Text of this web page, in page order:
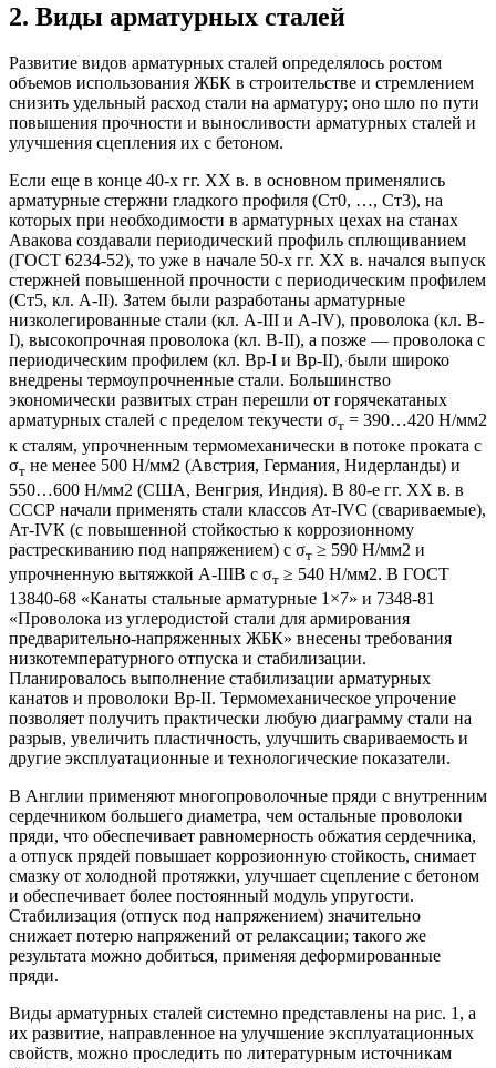
2. Виды арматурных сталей
Развитие видов арматурных сталей определялось ростом
объемов использования ЖБК в строительстве и стремлением
снизить удельный расход стали на арматуру; оно шло по пути
повышения прочности и выносливости арматурных сталей и
улучшения сцепления их с бетоном.
Если еще в конце 40-х гг. XX в. в основном применялись
арматурные стержни гладкого профиля (Ст0, …, Ст3), на
которых при необходимости в арматурных цехах на станах
Авакова создавали периодический профиль сплющиванием
(ГОСТ 6234-52), то уже в начале 50-х гг. XX в. начался выпуск
стержней повышенной прочности с периодическим профилем
(Ст5, кл. А-II). Затем были разработаны арматурные
низколегированные стали (кл. А-III и А-IV), проволока (кл. В-
I), высокопрочная проволока (кл. В-II), а позже — проволока с
периодическим профилем (кл. Вр-I и Вр-II), были широко
внедрены термоупрочненные стали. Большинство
экономически развитых стран перешли от горячекатаных
арматурных сталей с пределом текучести σт = 390…420 Н/мм2
к сталям, упрочненным термомеханически в потоке проката с
σт не менее 500 Н/мм2 (Австрия, Германия, Нидерланды) и
550…600 Н/мм2 (США, Венгрия, Индия). В 80-е гг. XX в. в
СССР начали применять стали классов Ат-IVС (свариваемые),
Ат-IVК (с повышенной стойкостью к коррозионному
растрескиванию под напряжением) с σт ≥ 590 Н/мм2 и
упрочненную вытяжкой А-IIIВ с σт ≥ 540 Н/мм2. В ГОСТ
13840-68 «Канаты стальные арматурные 1×7» и 7348-81
«Проволока из углеродистой стали для армирования
предварительно-напряженных ЖБК» внесены требования
низкотемпературного отпуска и стабилизации.
Планировалось выполнение стабилизации арматурных
канатов и проволоки Вр-II. Термомеханическое упрочение
позволяет получить практически любую диаграмму стали на
разрыв, увеличить пластичность, улучшить свариваемость и
другие эксплуатационные и технологические показатели.
В Англии применяют многопроволочные пряди с внутренним
сердечником большего диаметра, чем остальные проволоки
пряди, что обеспечивает равномерность обжатия сердечника,
а отпуск прядей повышает коррозионную стойкость, снимает
смазку от холодной протяжки, улучшает сцепление с бетоном
и обеспечивает более постоянный модуль упругости.
Стабилизация (отпуск под напряжением) значительно
снижает потерю напряжений от релаксации; такого же
результата можно добиться, применяя деформированные
пряди.
Виды арматурных сталей системно представлены на рис. 1, а
их развитие, направленное на улучшение эксплуатационных
свойств, можно проследить по литературным источникам